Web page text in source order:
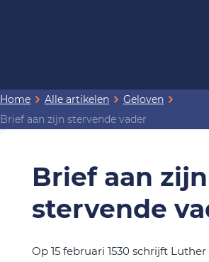
Home Alle artikelen
Geloven
Brief aan zijn stervende vader
Brief aan zijn
stervende
Op 15 februari 1530 schrijft